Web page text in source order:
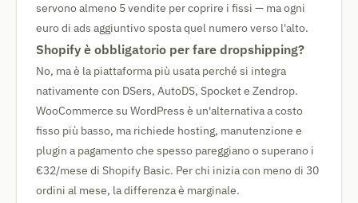
servono almeno 5 vendite per coprire i fissi — ma ogni
euro di ads aggiuntivo sposta quel numero verso l'alto.
Shopify è obbligatorio per fare dropshipping?
No, ma è la piattaforma più usata perché si integra
nativamente con DSers, AutoDS, Spocket e Zendrop.
WooCommerce su WordPress è un'alternativa a costo
fisso più basso, ma richiede hosting, manutenzione e
plugin a pagamento che spesso pareggiano o superano i
€32/mese di Shopify Basic. Per chi inizia con meno di 30
ordini al mese, la differenza è marginale.